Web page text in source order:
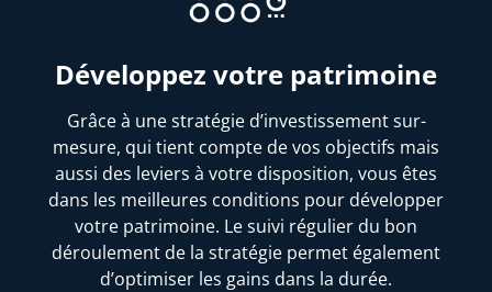
Développez votre patrimoine
Grâce à une stratégie d’investissement sur-
mesure, qui tient compte de vos objectifs mais
aussi des leviers à votre disposition, vous êtes
dans les meilleures conditions pour développer
votre patrimoine. Le suivi régulier du bon
déroulement de la stratégie permet également
d’optimiser les gains dans la durée.